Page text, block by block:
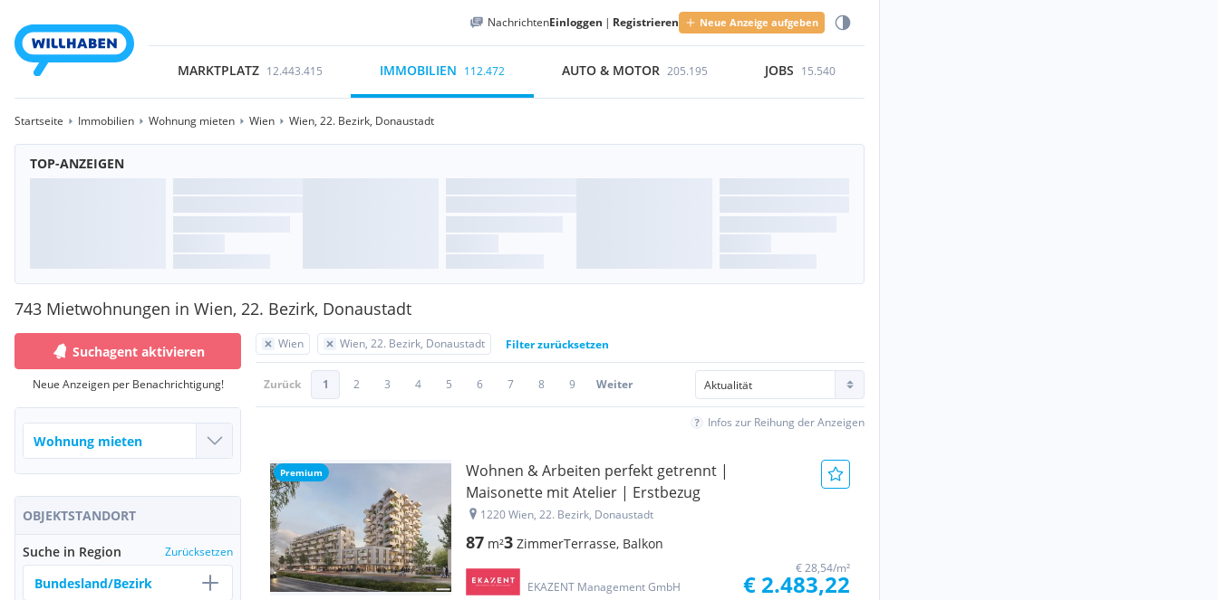
NachrichtenEinloggen | Registrieren Neue Anzeige aufgeben
MARKTPLATZ 12.443.415 IMMOBILIEN 112.472 AUTO & MOTOR 205.195 JOBS 15.540
Startseite Immobilien Wohnung mieten Wien Wien, 22. Bezirk, Donaustadt
TOP-ANZEIGEN
743 Mietwohnungen in Wien, 22. Bezirk, Donaustadt
Suchagent aktivieren
Neue Anzeigen per Benachrichtigung!
OBJEKTSTANDORT
Suche in Region Zurücksetzen
Bundesland/Bezirk
Wien Wien, 22. Bezirk, Donaustadt Filter zurücksetzen
Zurück 1 2 3 4 5 6 7 8 9 Weiter
Infos zur Reihung der Anzeigen
Premium
Wohnen & Arbeiten perfekt getrennt |
Maisonette mit Atelier | Erstbezug
1220 Wien, 22. Bezirk, Donaustadt
87 m²3 ZimmerTerrasse, Balkon
EKAZENT Management GmbH
€ 28,54/m²
€ 2.483,22